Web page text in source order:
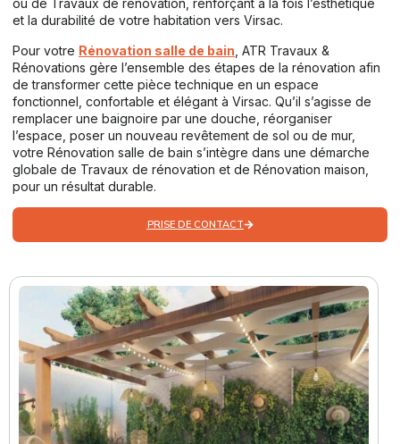
ou de Travaux de rénovation, renforçant à la fois l’esthétique
et la durabilité de votre habitation vers Virsac.
Pour votre Rénovation salle de bain , ATR Travaux &
Rénovations gère l’ensemble des étapes de la rénovation afin
de transformer cette pièce technique en un espace
fonctionnel, confortable et élégant à Virsac. Qu’il s’agisse de
remplacer une baignoire par une douche, réorganiser
l’espace, poser un nouveau revêtement de sol ou de mur,
votre Rénovation salle de bain s’intègre dans une démarche
globale de Travaux de rénovation et de Rénovation maison,
pour un résultat durable.
PRISE DE CONTACT